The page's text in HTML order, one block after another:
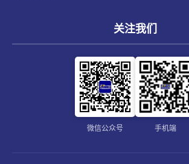
关注我们
微信公众号 手机端